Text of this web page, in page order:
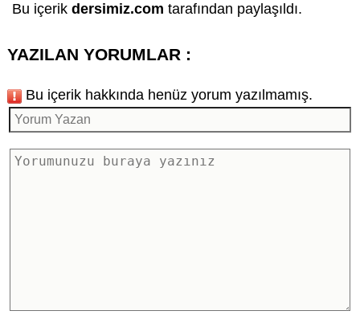
Bu içerik dersimiz.com tarafından paylaşıldı.
YAZILAN YORUMLAR :
Bu içerik hakkında henüz yorum yazılmamış.